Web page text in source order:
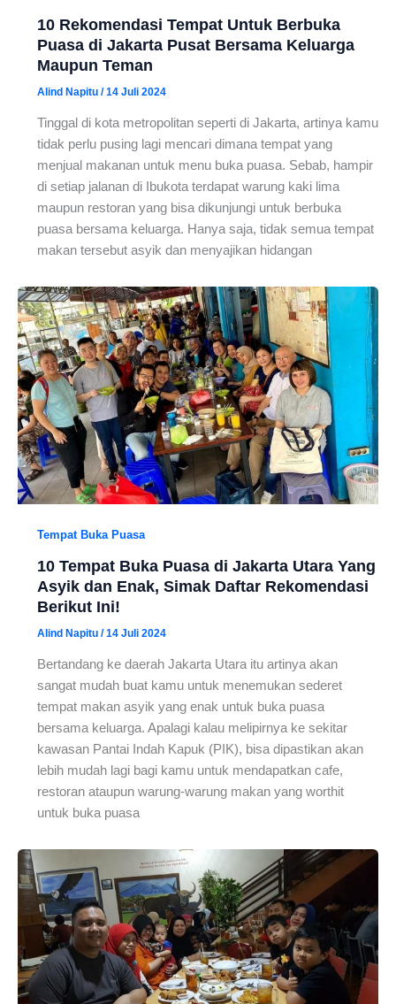
10 Rekomendasi Tempat Untuk Berbuka
Puasa di Jakarta Pusat Bersama Keluarga
Maupun Teman
Alind Napitu /14 Juli 2024
Tinggal di kota metropolitan seperti di Jakarta, artinya kamu
tidak perlu pusing lagi mencari dimana tempat yang
menjual makanan untuk menu buka puasa. Sebab, hampir
di setiap jalanan di Ibukota terdapat warung kaki lima
maupun restoran yang bisa dikunjungi untuk berbuka
puasa bersama keluarga. Hanya saja, tidak semua tempat
makan tersebut asyik dan menyajikan hidangan
Tempat Buka Puasa
10 Tempat Buka Puasa di Jakarta Utara Yang
Asyik dan Enak, Simak Daftar Rekomendasi
Berikut Ini!
Alind Napitu /14 Juli 2024
Bertandang ke daerah Jakarta Utara itu artinya akan
sangat mudah buat kamu untuk menemukan sederet
tempat makan asyik yang enak untuk buka puasa
bersama keluarga. Apalagi kalau melipirnya ke sekitar
kawasan Pantai Indah Kapuk (PIK), bisa dipastikan akan
lebih mudah lagi bagi kamu untuk mendapatkan cafe,
restoran ataupun warung-warung makan yang worthit
untuk buka puasa